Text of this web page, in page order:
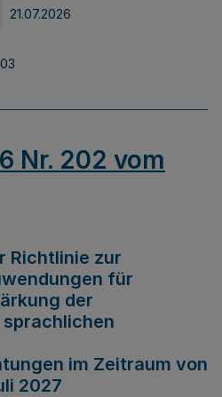
21.07.2026
Nr. 202 vom
Richtlinie zur
für
der
im Zeitraum von
2027